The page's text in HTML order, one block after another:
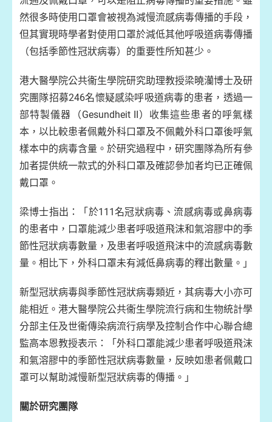
然很多時使用口罩會被視為減慢流感病毒傳播的手段，
但其實現時學者對使用口罩於減低其他呼吸道病毒傳播
（包括季節性冠狀病毒）的重要性所知甚少。
港大醫學院公共衞生學院研究助理教授梁曉灡博士及研
究團隊招募246名懷疑感染呼吸道病毒的患者，透過一
部特製儀器（Gesundheit II）收集這些患者的呼氣樣
本，以比較患者佩戴外科口罩及不佩戴外科口罩後呼氣
樣本中的病毒含量。於研究過程中，研究團隊為所有參
加者提供統一款式的外科口罩及確認參加者均已正確佩
戴口罩。
梁博士指出：「於111名冠狀病毒、流感病毒或鼻病毒
的患者中，口罩能減少患者呼吸道飛沫和氣溶膠中的季
節性冠狀病毒數量，及患者呼吸道飛沫中的流感病毒數
量。相比下，外科口罩未有減低鼻病毒的釋出數量。」
新型冠狀病毒與季節性冠狀病毒類近，其病毒大小亦可
能相近。港大醫學院公共衞生學院流行病和生物統計學
分部主任及世衞傳染病流行病學及控制合作中心聯合總
監高本恩教授表示：「外科口罩能減少患者呼吸道飛沫
和氣溶膠中的季節性冠狀病毒數量，反映如患者佩戴口
罩可以幫助減慢新型冠狀病毒的傳播。」
關於研究團隊